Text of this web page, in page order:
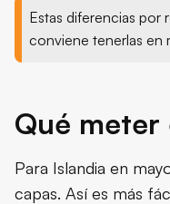
Estas diferencias por
conviene tenerlas en
Qué meter
Para Islandia en
capas. Así es más